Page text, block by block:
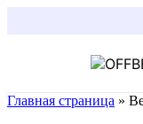
Главная страница »